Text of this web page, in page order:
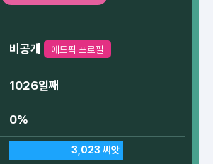
비공개 애드픽 프로필
1026일째
0%
3,023 씨앗